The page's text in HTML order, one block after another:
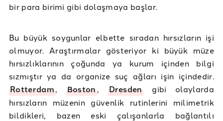
bir para birimi gibi dolaşmaya başlar.
Bu büyük soygunlar elbette sıradan hırsızların işi
olmuyor. Araştırmalar gösteriyor ki büyük müze
hırsızlıklarının çoğunda ya kurum içinden bilgi
sızmıştır ya da organize suç ağları işin içindedir.
Rotterdam, Boston, Dresdengibi olaylarda
hırsızların müzenin güvenlik rutinlerini milimetrik
bildikleri, bazen eski çalışanlarla bağlantılı